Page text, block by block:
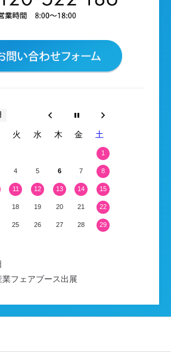
火 水 木 金 土
1
4 5 6 7 8
11 12 13 14 15
18 19 20 21 22
25 26 27 28 29
業フェアブース出展